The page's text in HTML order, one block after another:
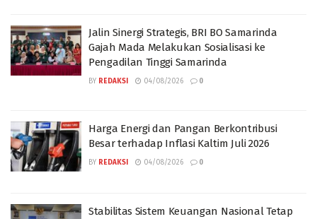
Jalin Sinergi Strategis, BRI BO Samarinda
Gajah Mada Melakukan Sosialisasi ke
Pengadilan Tinggi Samarinda
BY REDAKSI 04/08/2026 0
Harga Energi dan Pangan Berkontribusi
Besar terhadap Inflasi Kaltim Juli 2026
BY REDAKSI 04/08/2026 0
Stabilitas Sistem Keuangan Nasional Tetap